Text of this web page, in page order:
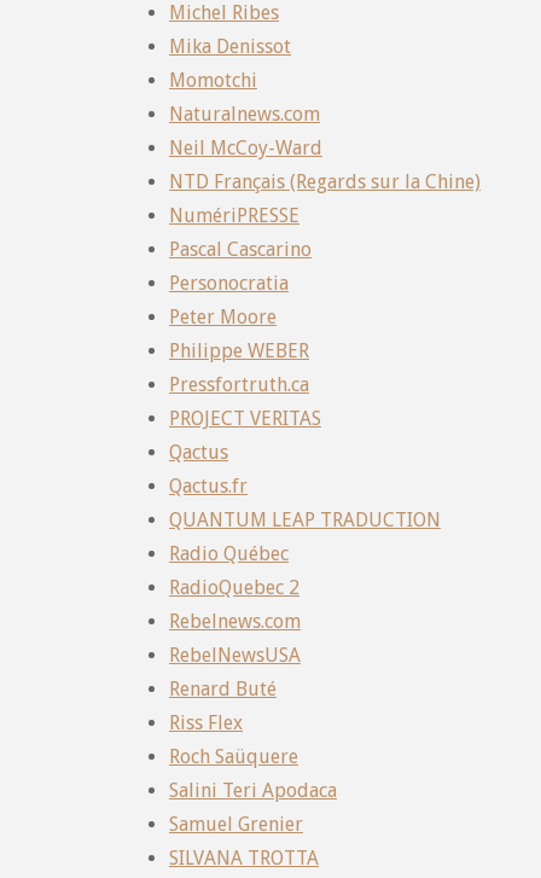
Michel Ribes
Mika Denissot
Momotchi
Naturalnews.com
Neil McCoy-Ward
NTD Français (Regards sur la Chine)
NumériPRESSE
Pascal Cascarino
Personocratia
Peter Moore
Philippe WEBER
Pressfortruth.ca
PROJECT VERITAS
Qactus
Qactus.fr
QUANTUM LEAP TRADUCTION
Radio Québec
RadioQuebec 2
Rebelnews.com
RebelNewsUSA
Renard Buté
Riss Flex
Roch Saüquere
Salini Teri Apodaca
Samuel Grenier
SILVANA TROTTA